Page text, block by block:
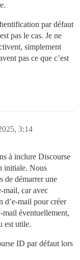
par défaut
pas le cas. Je ne
simplement
pas ce que c’est
3:14
à inclure Discourse
initiale. Nous
de démarrer une
mail, car avec
d’e-mail pour créer
mail éventuellement,
est utile.
ID par défaut lors